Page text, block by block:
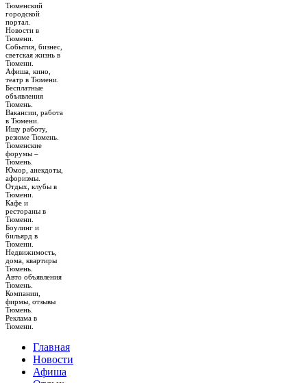
Тюменский
городской
портал.
Новости в
Тюмени.
События, бизнес,
светская жизнь в
Тюмени.
Афиша, кино,
театр в Тюмени.
Бесплатные
объявления
Тюмень.
Вакансии, работа
в Тюмени.
Ищу работу,
резюме Тюмень.
Тюменские
форумы –
Тюмень.
Юмор, анекдоты,
афоризмы.
Отдых, клубы в
Тюмени.
Кафе и
рестораны в
Тюмени.
Боулинг и
бильярд в
Тюмени.
Недвижимость,
дома, квартиры
Тюмень.
Авто объявления
Тюмень.
Компании,
фирмы, отзывы
Тюмень.
Реклама в
Тюмени.
Главная
Новости
Афиша